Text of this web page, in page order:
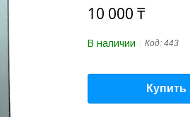
10 000 ₸
В наличии Код: 443
Купить